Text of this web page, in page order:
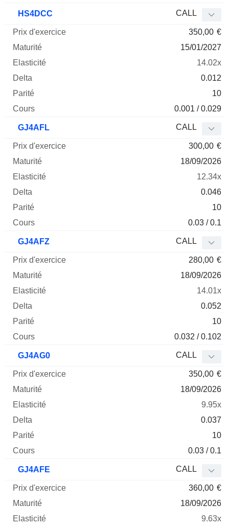
HS4DCC CALL
350,00 €
15/01/2027
14.02x
0.012
10
0.001 / 0.029
GJ4AFL CALL
300,00 €
18/09/2026
12.34x
0.046
10
0.03 / 0.1
GJ4AFZ CALL
280,00 €
18/09/2026
14.01x
0.052
10
0.032 / 0.102
GJ4AG0 CALL
350,00 €
18/09/2026
9.95x
0.037
10
0.03 / 0.1
GJ4AFE CALL
360,00 €
18/09/2026
9.63x